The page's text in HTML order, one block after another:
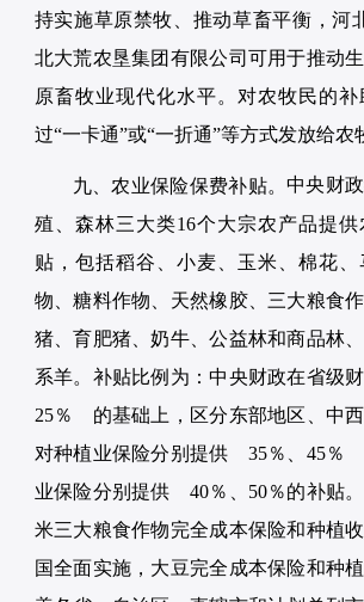
持实施草原禁牧、推动草畜平衡，河
北大荒农垦集团有限公司可用于推动
原畜牧业现代化水平。对农牧民的补
过“一卡通”或“一折通”等方式发放给农
九、农业保险保费补贴。中央财
殖、森林三大类16个大宗农产品提
贴，包括稻谷、小麦、玉米、棉花
物、糖料作物、天然橡胶、三大粮食
猪、育肥猪、奶牛、公益林和商品林
系羊。补贴比例为：中央财政在省级
25％ 的基础上，区分东部地区、中西
对种植业保险分别提供 35％、45％
业保险分别提供 40％、50％的补贴
米三大粮食作物完全成本保险和种植
国全面实施，大豆完全成本保险和种